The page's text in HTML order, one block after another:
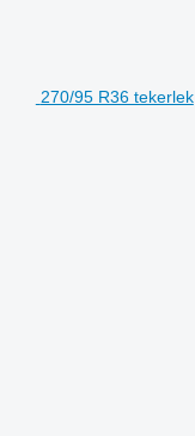
270/95 R36 tekerlek